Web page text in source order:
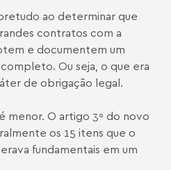
ao determinar que
contratos com a
e documentem um
Ou seja, o que era
de obrigação legal.
menor. O artigo 3º do novo
os 15 itens que o
fundamentais em um